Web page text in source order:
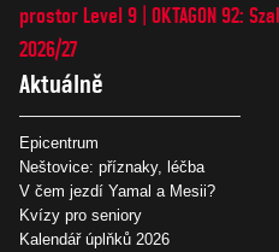
prostor Level 9 OKTAGON 92:
2026/27
Aktuálně
Epicentrum
Neštovice: příznaky, léčba
V čem jezdí Yamal a Mesii?
Kvízy pro seniory
Kalendář úplňků 2026